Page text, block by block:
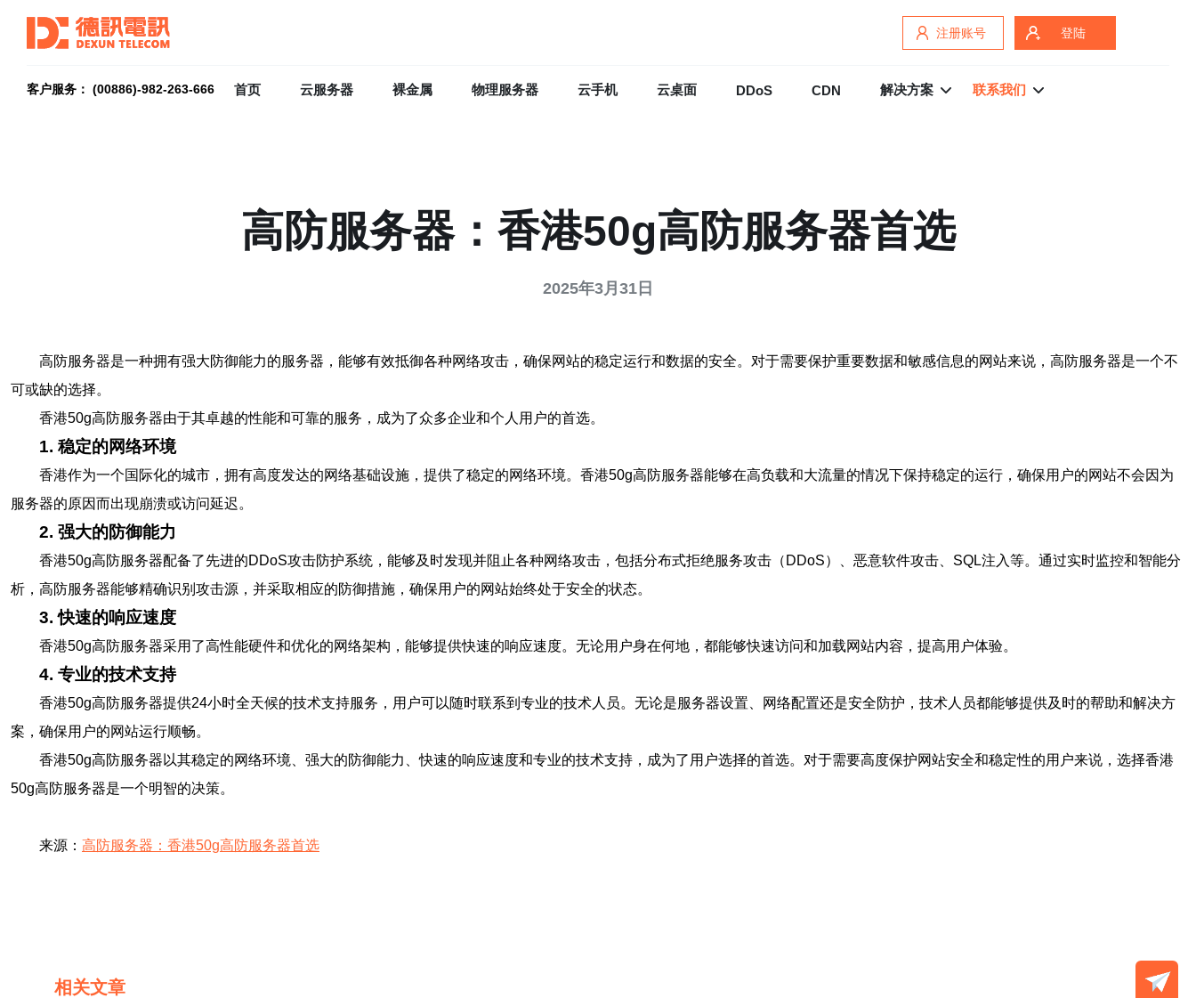
注册账号 登陆
客户服务： (00886)-982-263-666 首页 云服务器 裸金属 物理服务器 云手机 云桌面 DDoS CDN 解决方案 联系我们
高防服务器：香港50g高防服务器首选
2025年3月31日
高防服务器是一种拥有强大防御能力的服务器，能够有效抵御各种网络攻击，确保网站的稳定运行和数据的安全。对于需要保护重要数据和敏感信息的网站来说，高防服务器是一个不
可或缺的选择。
香港50g高防服务器由于其卓越的性能和可靠的服务，成为了众多企业和个人用户的首选。
1. 稳定的网络环境
香港作为一个国际化的城市，拥有高度发达的网络基础设施，提供了稳定的网络环境。香港50g高防服务器能够在高负载和大流量的情况下保持稳定的运行，确保用户的网站不会因为
服务器的原因而出现崩溃或访问延迟。
2. 强大的防御能力
香港50g高防服务器配备了先进的DDoS攻击防护系统，能够及时发现并阻止各种网络攻击，包括分布式拒绝服务攻击（DDoS）、恶意软件攻击、SQL注入等。通过实时监控和智能分
析，高防服务器能够精确识别攻击源，并采取相应的防御措施，确保用户的网站始终处于安全的状态。
3. 快速的响应速度
香港50g高防服务器采用了高性能硬件和优化的网络架构，能够提供快速的响应速度。无论用户身在何地，都能够快速访问和加载网站内容，提高用户体验。
4. 专业的技术支持
香港50g高防服务器提供24小时全天候的技术支持服务，用户可以随时联系到专业的技术人员。无论是服务器设置、网络配置还是安全防护，技术人员都能够提供及时的帮助和解决方
案，确保用户的网站运行顺畅。
香港50g高防服务器以其稳定的网络环境、强大的防御能力、快速的响应速度和专业的技术支持，成为了用户选择的首选。对于需要高度保护网站安全和稳定性的用户来说，选择香港
50g高防服务器是一个明智的决策。
来源： 高防服务器：香港50g高防服务器首选
相关文章